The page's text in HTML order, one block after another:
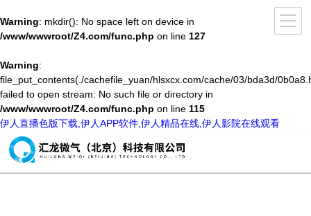
Warning: mkdir(): No space left on device in
/www/wwwroot/Z4.com/func.php on line 127
Warning:
file_put_contents(./cachefile_yuan/hlsxcx.com/cache/03/bda3d/
failed to open stream: No such file or directory in
/www/wwwroot/Z4.com/func.php on line 115
伊人直播色版下载,伊人APP软件,伊人精品在线,伊人影院在线观看